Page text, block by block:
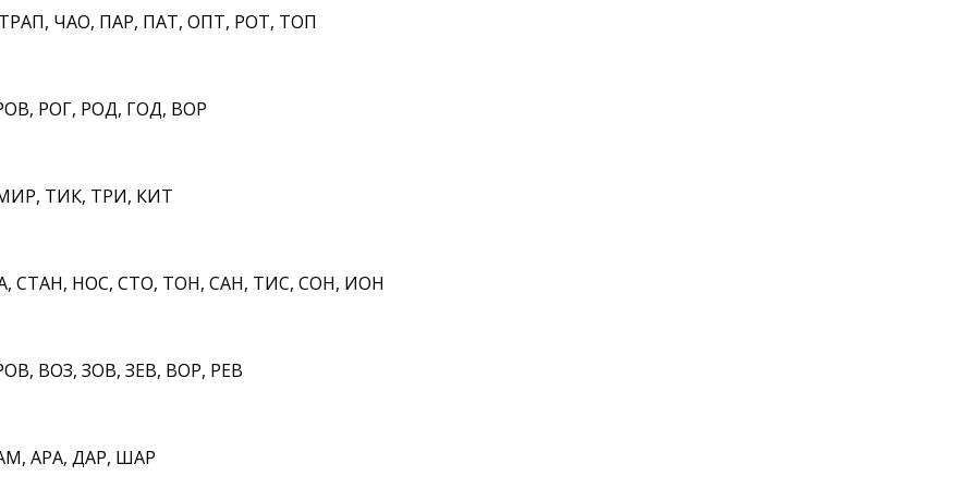
ЧАО, ПАР, ПАТ, ОПТ, РОТ, ТОП
РОГ, РОД, ГОД, ВОР
ТИК, ТРИ, КИТ
СТАН, НОС, СТО, ТОН, САН, ТИС, СОН, ИОН
ВОЗ, ЗОВ, ЗЕВ, ВОР, РЕВ
АРА, ДАР, ШАР